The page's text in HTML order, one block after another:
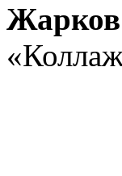
Жарков